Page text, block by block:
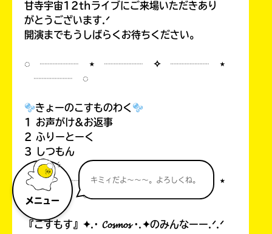
メニュー
キミィだよ～～～。よろしくね。
甘寺宇宙12thライブにご来場いただきあり
がとうございます.ᐟ
開演までもうしばらくお待ちください。
◌ ┈┈┈┈ ⋆ ┈┈┈┈ ✧ ┈┈┈┈ ⋆
┈┈┈┈ ◌
きょーのこすものわく
1 お声がけ&お返事
2 ふりーとーく
3 しつもん
◌ ┈┈┈┈ ⋆ ┈┈┈┈ ✧ ┈┈┈┈ ⋆
┈┈┈┈ ◌
『こすもす』✦.· 𝓒𝓸𝓼𝓶𝓸𝓼 ·.✦のみんなーー.ᐟ.ᐟ